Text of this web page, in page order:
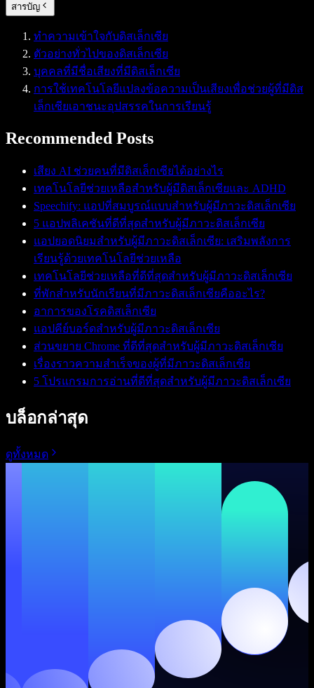
สารบัญ
ทำความเข้าใจกับดิสเล็กเซีย
ตัวอย่างทั่วไปของดิสเล็กเซีย
บุคคลที่มีชื่อเสียงที่มีดิสเล็กเซีย
การใช้เทคโนโลยีแปลงข้อความเป็นเสียงเพื่อช่วยผู้ที่มีดิส
เล็กเซียเอาชนะอุปสรรคในการเรียนรู้
Recommended Posts
เสียง AI ช่วยคนที่มีดิสเล็กเซียได้อย่างไร
เทคโนโลยีช่วยเหลือสำหรับผู้มีดิสเล็กเซียและ ADHD
Speechify: แอปที่สมบูรณ์แบบสำหรับผู้มีภาวะดิสเล็กเซีย
5 แอปพลิเคชันที่ดีที่สุดสำหรับผู้มีภาวะดิสเล็กเซีย
แอปยอดนิยมสำหรับผู้มีภาวะดิสเล็กเซีย: เสริมพลังการ
เรียนรู้ด้วยเทคโนโลยีช่วยเหลือ
เทคโนโลยีช่วยเหลือที่ดีที่สุดสำหรับผู้มีภาวะดิสเล็กเซีย
ที่พักสำหรับนักเรียนที่มีภาวะดิสเล็กเซียคืออะไร?
อาการของโรคดิสเล็กเซีย
แอปคีย์บอร์ดสำหรับผู้มีภาวะดิสเล็กเซีย
ส่วนขยาย Chrome ที่ดีที่สุดสำหรับผู้มีภาวะดิสเล็กเซีย
เรื่องราวความสำเร็จของผู้ที่มีภาวะดิสเล็กเซีย
5 โปรแกรมการอ่านที่ดีที่สุดสำหรับผู้มีภาวะดิสเล็กเซีย
บล็อกล่าสุด
ดูทั้งหมด